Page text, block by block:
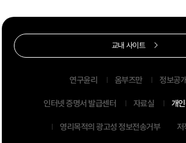
연구윤리 옴부즈만 정보공
인터넷 증명서 발급센터 자료실 개
영리목적의 광고성 정보전송거부 저
교내 사이트